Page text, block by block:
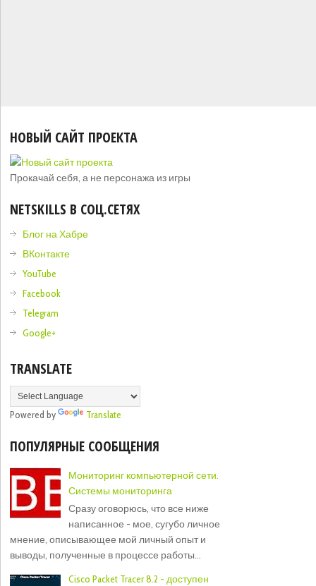
НОВЫЙ САЙТ ПРОЕКТА
Прокачай себя, а не персонажа из игры
NETSKILLS В СОЦ.СЕТЯХ
Блог на Хабре
ВКонтакте
YouTube
Facebook
Telegram
Google+
TRANSLATE
Powered by Translate
ПОПУЛЯРНЫЕ СООБЩЕНИЯ
Мониторинг компьютерной сети.
Системы мониторинга
Сразу оговорюсь, что все ниже
написанное - мое, сугубо личное
мнение, описывающее мой личный опыт и
выводы, полученные в процессе работы...
Cisco Packet Tracer 8.2 - доступен